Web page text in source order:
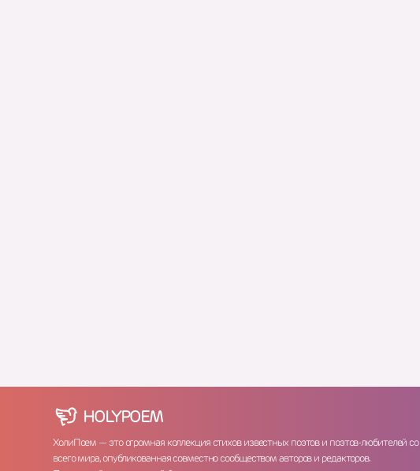
HOLYPOEM
ХолиПоем — это огромная коллекция стихов известных поэтов и поэтов-любителей со
всего мира, опубликованная совместно сообществом авторов и редакторов.